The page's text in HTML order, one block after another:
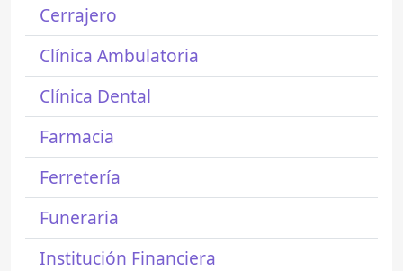
Cerrajero
Clínica Ambulatoria
Clínica Dental
Farmacia
Ferretería
Funeraria
Institución Financiera